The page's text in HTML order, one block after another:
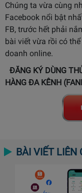
Chúng ta vừa cùng
Facebook nổi bật
FB, trước hết phải
bài viết vừa rồi có
doanh online.
ĐĂNG KÝ DÙNG
HÀNG ĐA KÊNH
BÀI VIẾT LIÊN